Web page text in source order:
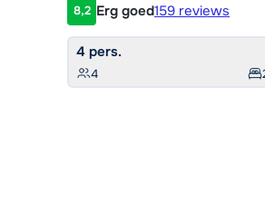
Klantwaardering
8,2 Erg goed159 reviews
4 pers.
4